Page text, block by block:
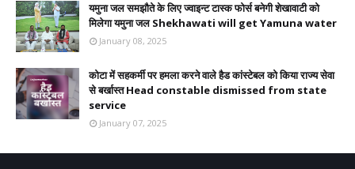
यमुना जल समझौते के लिए ज्वाइन्ट टास्क फोर्स बनेगी शेखावाटी को
मिलेगा यमुना जल Shekhawati will get Yamuna water
January 08, 2025
कोटा में सहकर्मी पर हमला करने वाले हैड कांस्टेबल को किया राज्य सेवा
से बर्खास्त Head constable dismissed from state
service
January 07, 2025